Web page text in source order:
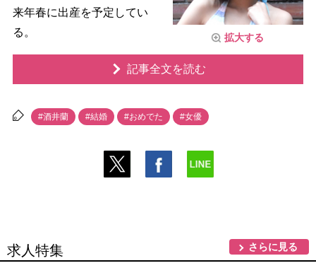
拡大する
来年春に出産を予定してい
る。
記事全文を読む
#酒井蘭 #結婚 #おめでた #女優
求人特集 さらに見る